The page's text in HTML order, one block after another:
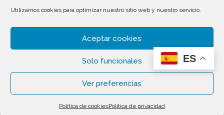
Utilizamos cookies para optimizar nuestro sitio web y nuestro servicio.
Aceptar cookies
Solo funcionales
Ver preferencias
Política de cookiesPolítica de privacidad
Seleccionar categoría
Política de privacidad
Términos y condiciones
derechos reservados.
ES